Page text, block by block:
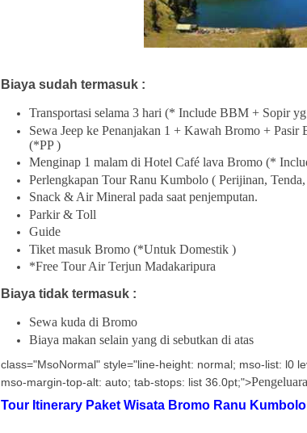
Biaya sudah termasuk :
Transportasi selama 3 hari (* Include BBM + Sopir
Sewa Jeep ke Penanjakan 1 + Kawah Bromo +
(*PP )
Menginap 1 malam di Hotel Café lava Bromo (*
Perlengkapan Tour Ranu Kumbolo ( Perijinan,
Snack & Air Mineral pada saat penjemputan.
Parkir & Toll
Guide
Tiket masuk Bromo (*Untuk Domestik )
*Free Tour Air Terjun Madakaripura
Biaya tidak termasuk :
Sewa kuda di Bromo
Biaya makan selain yang di sebutkan di atas
class="MsoNormal" style="line-height: normal; mso-list: l0
mso-margin-top-alt: auto; tab-stops: list 36.0pt;">
Tour Itinerary Paket Wisata Bromo Ranu Kumbolo